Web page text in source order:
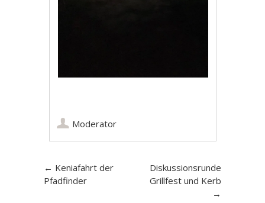
Moderator
Artikel-
← Keniafahrt der
Pfadfinder
Diskussionsrunde
Grillfest und Kerb
→